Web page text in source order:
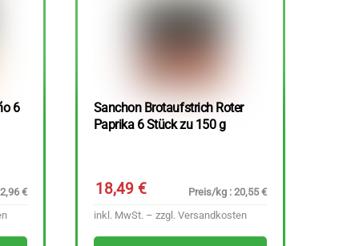
6
€
Sanchon Brotaufstrich Roter
Paprika 6 Stück zu 150 g
18,49€
Preis/kg : 20,55 €
inkl. MwSt. – zzgl. Versandkosten